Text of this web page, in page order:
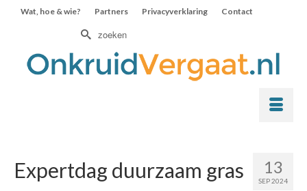
Wat, hoe & wie? Partners Privacyverklaring Contact
Zoek
13
SEP 2024
Expertdag duurzaam gras